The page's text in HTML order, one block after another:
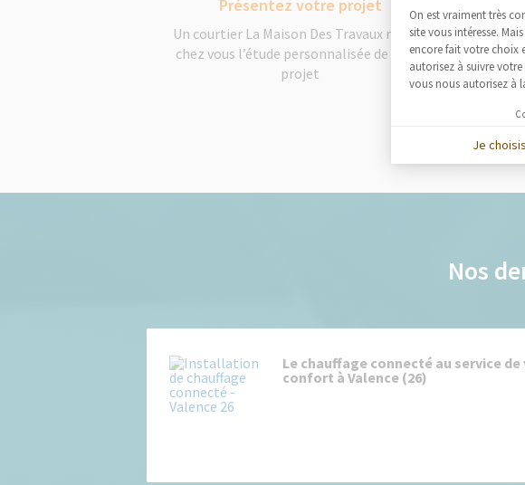
Présentez votre projet
Un courtier La Maison Des Travaux réalise
chez vous l’étude personnalisée de votre
projet
Le
sans
a
Nos
Le chauffage connecté au service
confort à Valence (26)
Plateforme
On est vraiment très
site vous intéresse.
encore fait votre choix
autorisez à suivre
vous nous autorisez à
Je choisis